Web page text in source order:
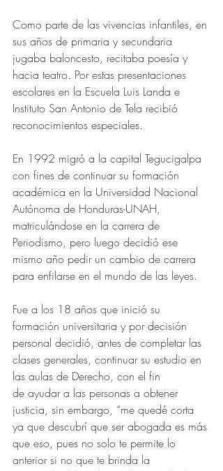
Como parte de las vivencias infantiles, en
sus años de primaria y secundaria
jugaba baloncesto, recitaba poesía y
hacia teatro. Por estas presentaciones
escolares en la Escuela Luis Landa e
Instituto San Antonio de Tela recibió
reconocimientos especiales.
En 1992 migró a la capital Tegucigalpa
con fines de continuar su formación
académica en la Universidad Nacional
Autónoma de Honduras-UNAH,
matriculándose en la carrera de
Periodismo, pero luego decidió ese
mismo año pedir un cambio de carrera
para enfilarse en el mundo de las leyes.
Fue a los 18 años que inició su
formación universitaria y por decisión
personal decidió, antes de completar las
clases generales, continuar su estudio en
las aulas de Derecho, con el fin
de ayudar a las personas a obtener
justicia, sin embargo, “me quedé corta
ya que descubrí que ser abogada es más
que eso, pues no solo te permite lo
anterior si no que te brinda la